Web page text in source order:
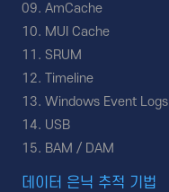
AmCache
MUI Cache
SRUM
Timeline
Windows Event Logs
USB
BAM / DAM
데이터 은닉 추적 기법